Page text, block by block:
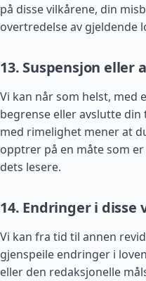
på disse vilkårene, din
overtredelse av gjeldende
13. Suspensjon eller
Vi kan når som helst, med
begrense eller avslutte
med rimelighet mener at
opptrer på en måte som
dets lesere.
14. Endringer i disse
Vi kan fra tid til annen
gjenspeile endringer i
eller den redaksjonelle